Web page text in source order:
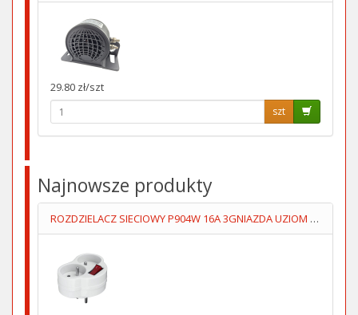
29.80 zł/szt
szt
Najnowsze produkty
ROZDZIELACZ SIECIOWY P904W 16A 3GNIAZDA UZIOM WYŁĄCZNIK